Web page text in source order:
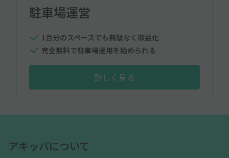
駐車場運営
1台分のスペースでも無駄なく収益化
完全無料で駐車場運用を始められる
詳しく見る
アキッパについて